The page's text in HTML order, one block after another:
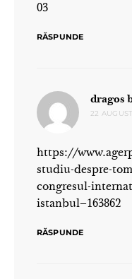
03
RĂSPUNDE
dragos
22
https://
studiu-despre-
congresul-
istanbul–163862
RĂSPUNDE